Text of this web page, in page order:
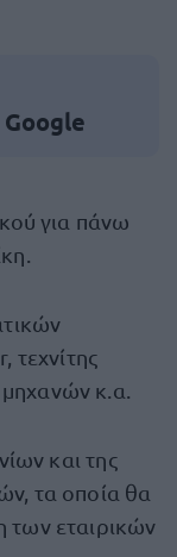
για πάνω
κ.α.
και της
τα οποία θα
των εταιρικών